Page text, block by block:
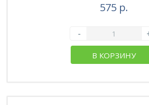
575 р.
-
В КОРЗИНУ